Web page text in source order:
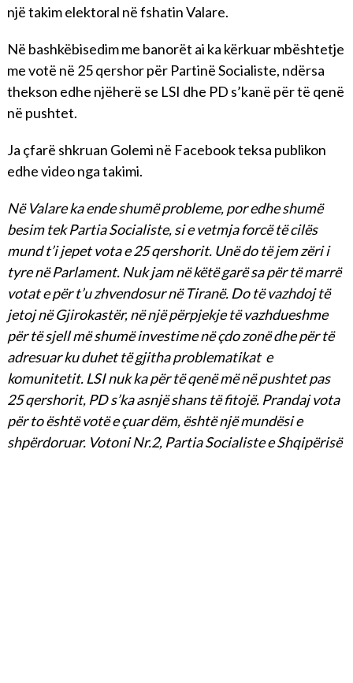
një takim elektoral në fshatin Valare.
Në bashkëbisedim me banorët ai ka kërkuar mbështetje
me votë në 25 qershor për Partinë Socialiste, ndërsa
thekson edhe njëherë se LSI dhe PD s’kanë për të qenë
në pushtet.
Ja çfarë shkruan Golemi në Facebook teksa publikon
edhe video nga takimi.
Në Valare ka ende shumë probleme, por edhe shumë
besim tek Partia Socialiste, si e vetmja forcë të cilës
mund t’i jepet vota e 25 qershorit. Unë do të jem zëri i
tyre në Parlament. Nuk jam në këtë garë sa për të marrë
votat e për t’u zhvendosur në Tiranë. Do të vazhdoj të
jetoj në Gjirokastër, në një përpjekje të vazhdueshme
për të sjell më shumë investime në çdo zonë dhe për të
adresuar ku duhet të gjitha problematikat e
komunitetit. LSI nuk ka për të qenë më në pushtet pas
25 qershorit, PD s’ka asnjë shans të fitojë. Prandaj vota
për to është votë e çuar dëm, është një mundësi e
shpërdoruar. Votoni Nr.2, Partia Socialiste e Shqipërisë